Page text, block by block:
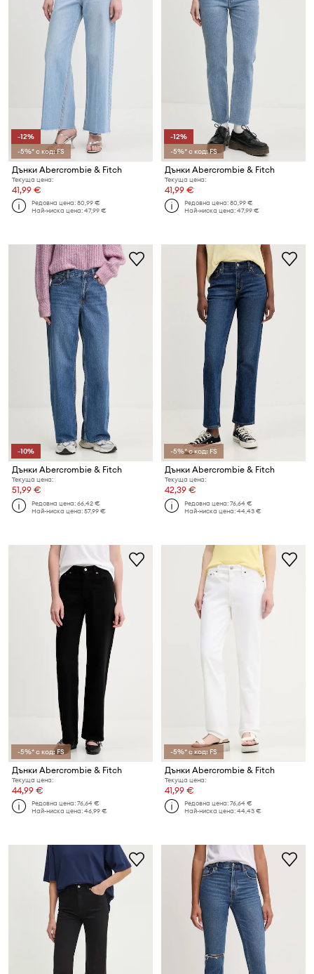
-12%
-5%* с код: FS
Дънки Abercrombie & Fitch
Текуща цена:
41,99 €
Редовна цена:80,99 €
Най-ниска цена:47,99 €
-12%
-5%* с код: FS
Дънки Abercrombie & Fitch
Текуща цена:
41,99 €
Редовна цена:80,99 €
Най-ниска цена:47,99 €
-10%
Дънки Abercrombie & Fitch
Текуща цена:
51,99 €
Редовна цена:66,42 €
Най-ниска цена:57,99 €
-5%* с код: FS
Дънки Abercrombie & Fitch
Текуща цена:
42,39 €
Редовна цена:76,64 €
Най-ниска цена:44,43 €
-5%* с код: FS
Дънки Abercrombie & Fitch
Текуща цена:
44,99 €
Редовна цена:76,64 €
Най-ниска цена:46,99 €
-5%* с код: FS
Дънки Abercrombie & Fitch
Текуща цена:
41,99 €
Редовна цена:76,64 €
Най-ниска цена:44,43 €